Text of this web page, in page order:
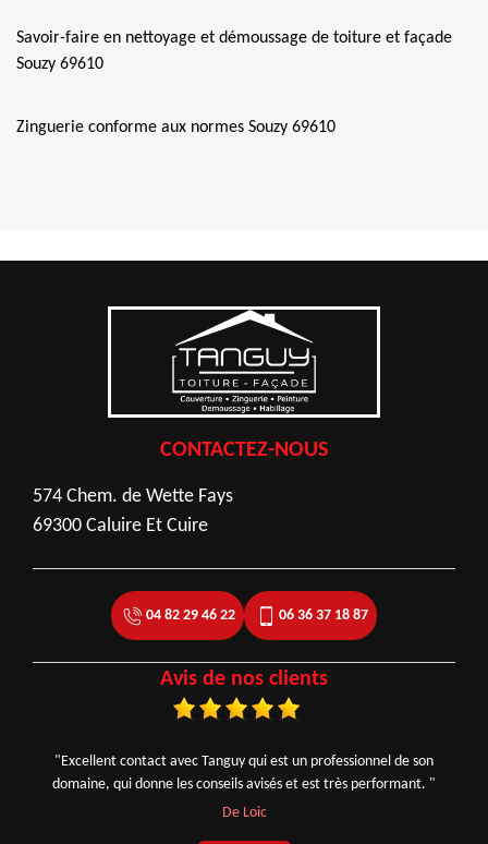
Savoir-faire en nettoyage et démoussage de toiture et façade
Souzy 69610
Zinguerie conforme aux normes Souzy 69610
CONTACTEZ-NOUS
574 Chem. de Wette Fays
69300 Caluire Et Cuire
04 82 29 46 22 06 36 37 18 87
Avis de nos clients
"Excellent contact avec Tanguy qui est un professionnel de son
domaine, qui donne les conseils avisés et est très performant. "
De Loic